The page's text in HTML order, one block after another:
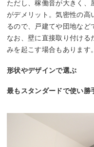
ただし、稼働音が大きく、
がデメリット。気密性の高
るので、戸建てや団地など
なお、壁に直接取り付ける
みを起こす場合もあります。
形状やデザインで選ぶ
最もスタンダードで使い勝